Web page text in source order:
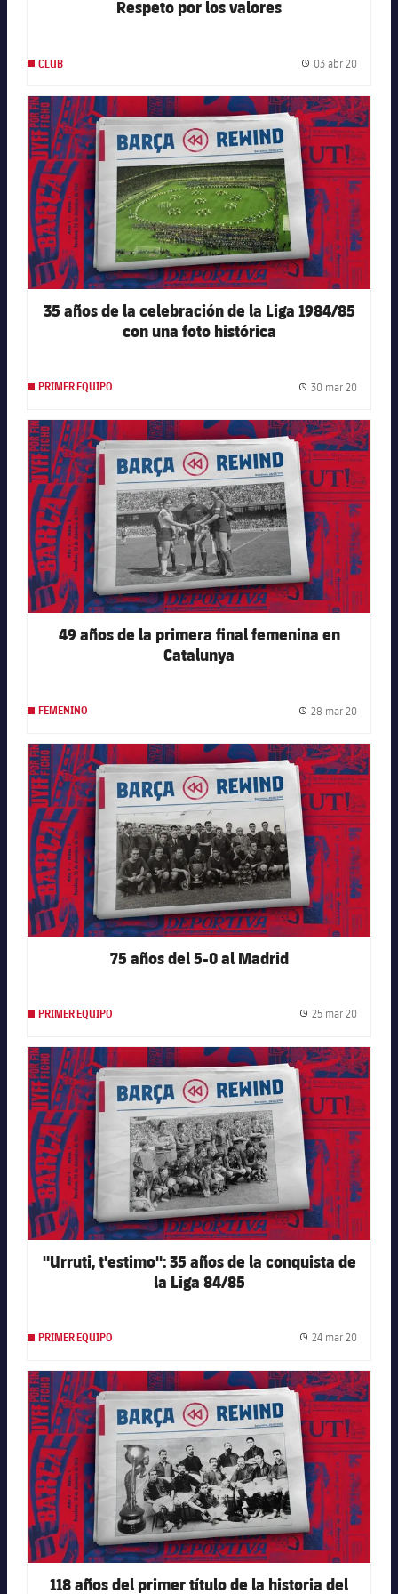
Respeto por los valores
CLUB Fecha
03 abr 20
FC Barcelona club badge
35 años de la celebración de la Liga 1984/85
con una foto histórica
PRIMER EQUIPO Fecha
30 mar 20
FC Barcelona club badge
49 años de la primera final femenina en
Catalunya
FEMENINO Fecha
28 mar 20
FC Barcelona club badge
75 años del 5-0 al Madrid
PRIMER EQUIPO Fecha
25 mar 20
FC Barcelona club badge
"Urruti, t'estimo": 35 años de la conquista de
la Liga 84/85
PRIMER EQUIPO Fecha
24 mar 20
FC Barcelona club badge
118 años del primer título de la historia del